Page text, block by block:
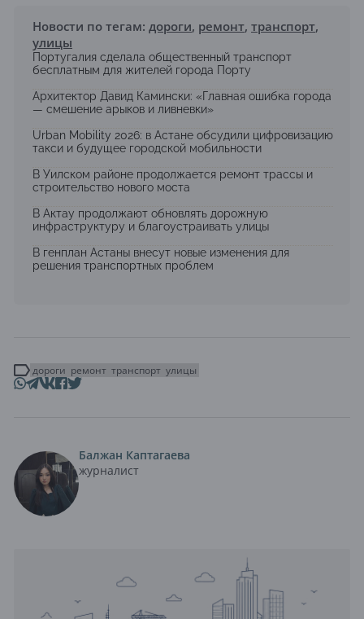
Новости по тегам: дороги, ремонт, транспорт,
улицы
Португалия сделала общественный транспорт
бесплатным для жителей города Порту
Архитектор Давид Камински: «Главная ошибка города
— смешение арыков и ливневки»
Urban Mobility 2026: в Астане обсудили цифровизацию
такси и будущее городской мобильности
В Уилском районе продолжается ремонт трассы и
строительство нового моста
В Актау продолжают обновлять дорожную
инфраструктуру и благоустраивать улицы
В генплан Астаны внесут новые изменения для
решения транспортных проблем
дороги ремонт транспорт улицы
Балжан Каптагаева
журналист